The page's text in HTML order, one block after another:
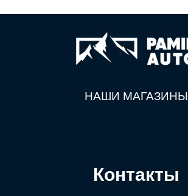
НАШИ МАГАЗИНЫ
Контакты